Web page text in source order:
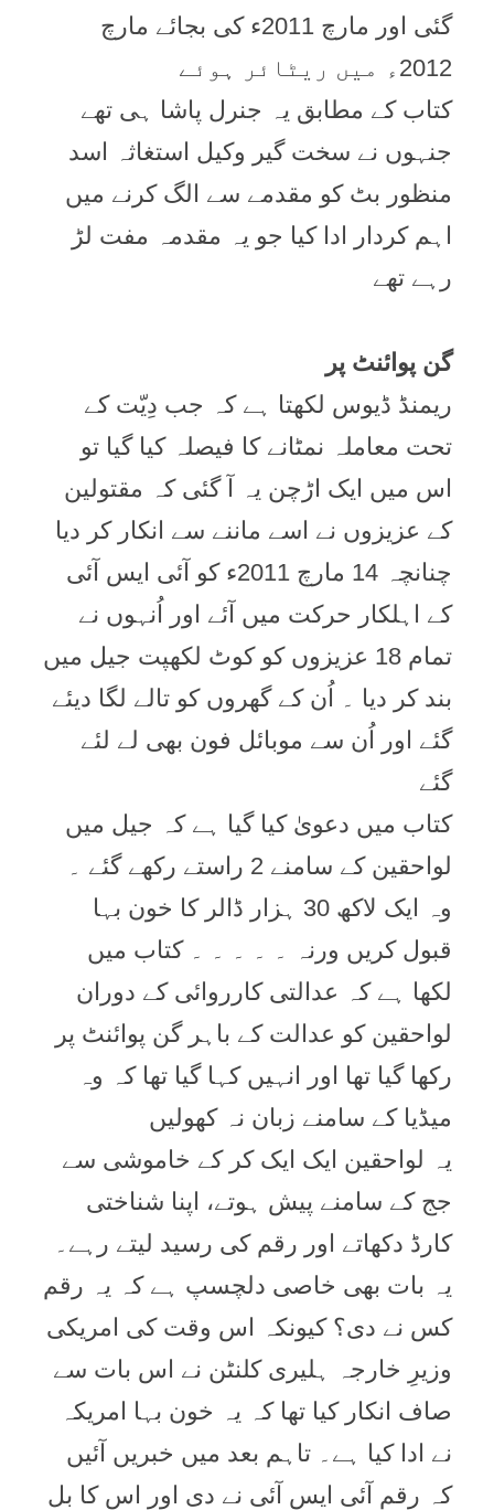
گئی اور مارچ 2011ء کی بجائے مارچ
2012ء میں ریٹائر ہوئے
کتاب کے مطابق یہ جنرل پاشا ہی تھے
جنہوں نے سخت گیر وکیل استغاثہ اسد
منظور بٹ کو مقدمے سے الگ کرنے میں
اہم کردار ادا کیا جو یہ مقدمہ مفت لڑ
رہے تھے
گن پوائنٹ پر
ریمنڈ ڈیوس لکھتا ہے کہ جب دِیّت کے
تحت معاملہ نمٹانے کا فیصلہ کیا گیا تو
اس میں ایک اڑچن یہ آ گئی کہ مقتولین
کے عزیزوں نے اسے ماننے سے انکار کر دیا
چنانچہ 14 مارچ 2011ء کو آئی ایس آئی
کے اہلکار حرکت میں آئے اور اُنہوں نے
تمام 18 عزیزوں کو کوٹ لکھپت جیل میں
بند کر دیا ۔ اُن کے گھروں کو تالے لگا دیئے
گئے اور اُن سے موبائل فون بھی لے لئے
گئے
کتاب میں دعویٰ کیا گیا ہے کہ جیل میں
لواحقین کے سامنے 2 راستے رکھے گئے ۔
وہ ایک لاکھ 30 ہزار ڈالر کا خون بہا
قبول کریں ورنہ ۔ ۔ ۔ ۔ ۔ کتاب میں
لکھا ہے کہ عدالتی کارروائی کے دوران
لواحقین کو عدالت کے باہر گن پوائنٹ پر
رکھا گیا تھا اور انہیں کہا گیا تھا کہ وہ
میڈیا کے سامنے زبان نہ کھولیں
یہ لواحقین ایک ایک کر کے خاموشی سے
جج کے سامنے پیش ہوتے، اپنا شناختی
کارڈ دکھاتے اور رقم کی رسید لیتے رہے۔
یہ بات بھی خاصی دلچسپ ہے کہ یہ رقم
کس نے دی؟ کیونکہ اس وقت کی امریکی
وزیرِ خارجہ ہلیری کلنٹن نے اس بات سے
صاف انکار کیا تھا کہ یہ خون بہا امریکہ
نے ادا کیا ہے۔ تاہم بعد میں خبریں آئیں
کہ رقم آئی ایس آئی نے دی اور اس کا بل